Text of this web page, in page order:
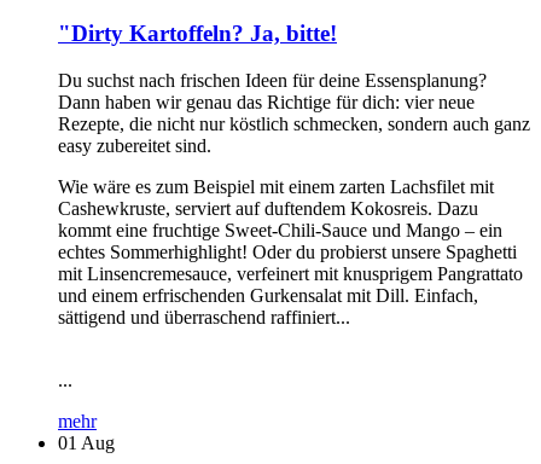
"Dirty Kartoffeln? Ja, bitte!
Du suchst nach frischen Ideen für deine Essensplanung?
Dann haben wir genau das Richtige für dich: vier neue
Rezepte, die nicht nur köstlich schmecken, sondern auch ganz
easy zubereitet sind.
Wie wäre es zum Beispiel mit einem zarten Lachsfilet mit
Cashewkruste, serviert auf duftendem Kokosreis. Dazu
kommt eine fruchtige Sweet-Chili-Sauce und Mango – ein
echtes Sommerhighlight! Oder du probierst unsere Spaghetti
mit Linsencremesauce, verfeinert mit knusprigem Pangrattato
und einem erfrischenden Gurkensalat mit Dill. Einfach,
sättigend und überraschend raffiniert...
...
mehr
01 Aug